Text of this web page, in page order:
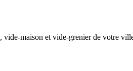
maison et vide-grenier de votre